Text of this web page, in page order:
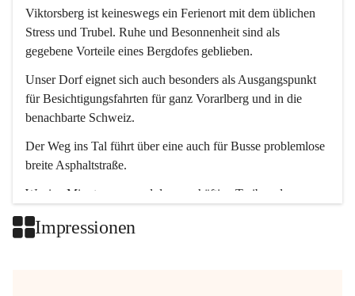
Viktorsberg ist keineswegs ein Ferienort mit dem üblichen
Stress und Trubel. Ruhe und Besonnenheit sind als
gegebene Vorteile eines Bergdofes geblieben.
Unser Dorf eignet sich auch besonders als Ausgangspunkt
für Besichtigungsfahrten für ganz Vorarlberg und in die
benachbarte Schweiz.
Der Weg ins Tal führt über eine auch für Busse problemlose
breite Asphaltstraße.
Wenige Minuten nur, und das geschäftige Treiben der
Impressionen